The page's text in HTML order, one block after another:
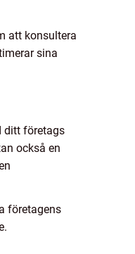
att konsultera
sina
ditt företags
också en
företagens